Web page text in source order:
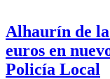
Alhaurín de
euros en
Policía Local